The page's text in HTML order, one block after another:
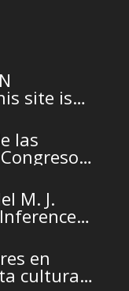
site is
las
CDL
M. J.
en
cultural